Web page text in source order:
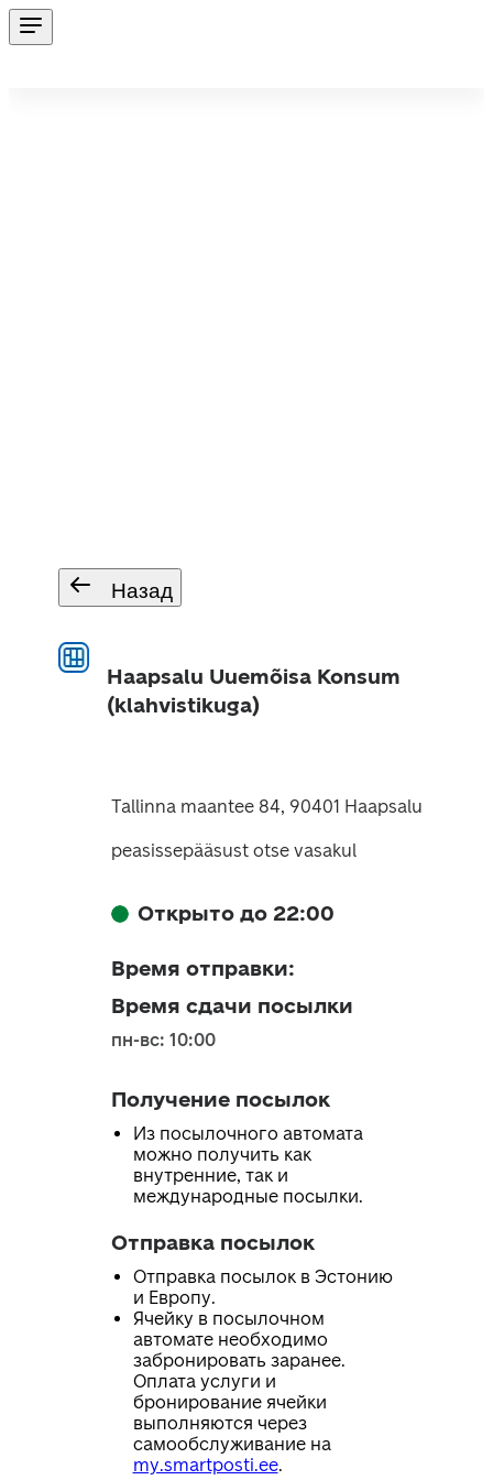
Назад
Haapsalu Uuemõisa Konsum
(klahvistikuga)
Tallinna maantee 84, 90401 Haapsalu
peasissepääsust otse vasakul
Открыто до 22:00
Время отправки:
Время сдачи посылки
пн-вс: 10:00
Получение посылок
Из посылочного автомата
можно получить как
внутренние, так и
международные посылки.
Отправка посылок
Отправка посылок в Эстонию
и Европу.
Ячейку в посылочном
автомате необходимо
забронировать заранее.
Оплата услуги и
бронирование ячейки
выполняются через
самообслуживание на
my.smartposti.ee.